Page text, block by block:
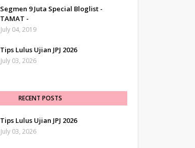
Segmen 9 Juta Special Bloglist -
TAMAT -
July 04, 2019
Tips Lulus Ujian JPJ 2026
July 03, 2026
RECENT POSTS
Tips Lulus Ujian JPJ 2026
July 03, 2026